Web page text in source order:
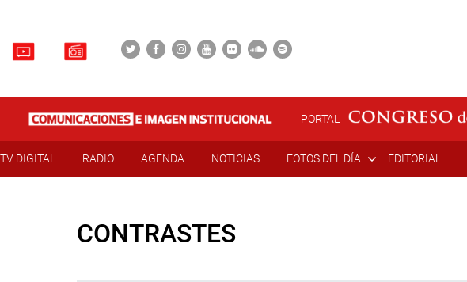
PORTAL
TV DIGITAL RADIO AGENDA NOTICIAS FOTOS DEL DÍA EDITORIAL
CONTRASTES